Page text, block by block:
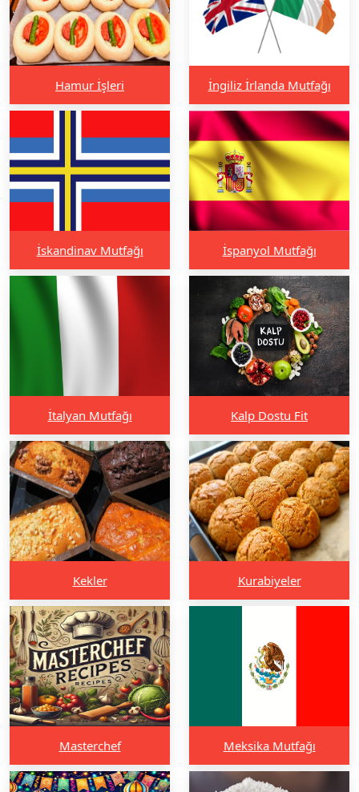
Hamur İşleri İngiliz İrlanda Mutfağı
İskandinav Mutfağı İspanyol Mutfağı
İtalyan Mutfağı Kalp Dostu Fit
Kekler Kurabiyeler
Masterchef Meksika Mutfağı